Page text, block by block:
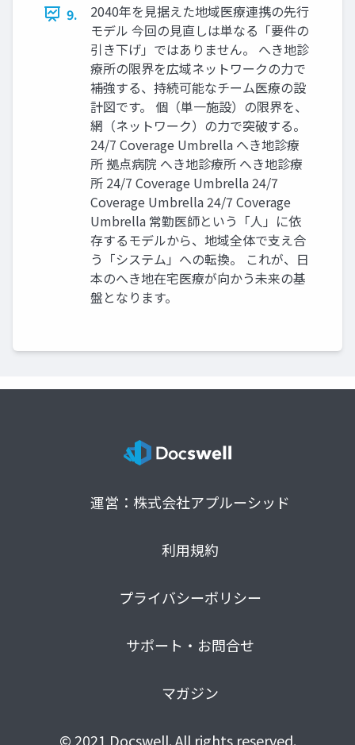
9.
2040年を見据えた地域医療連携の先行
モデル 今回の見直しは単なる「要件の
引き下げ」ではありません。 へき地診
療所の限界を広域ネットワークの力で
補強する、持続可能なチーム医療の設
計図です。 個（単一施設）の限界を、
網（ネットワーク）の力で突破する。
24/7 Coverage Umbrella へき地診療
所 拠点病院 へき地診療所 へき地診療
所 24/7 Coverage Umbrella 24/7
Coverage Umbrella 24/7 Coverage
Umbrella 常勤医師という「人」に依
存するモデルから、地域全体で支え合
う「システム」への転換。 これが、日
本のへき地在宅医療が向かう未来の基
盤となります。
運営：株式会社アプルーシッド
利用規約
プライバシーポリシー
サポート・お問合せ
マガジン
© 2021 Docswell. All rights reserved.